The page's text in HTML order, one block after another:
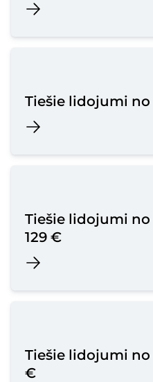
Tiešie lidojumi no
Tiešie lidojumi no
129 €
Tiešie lidojumi no
€